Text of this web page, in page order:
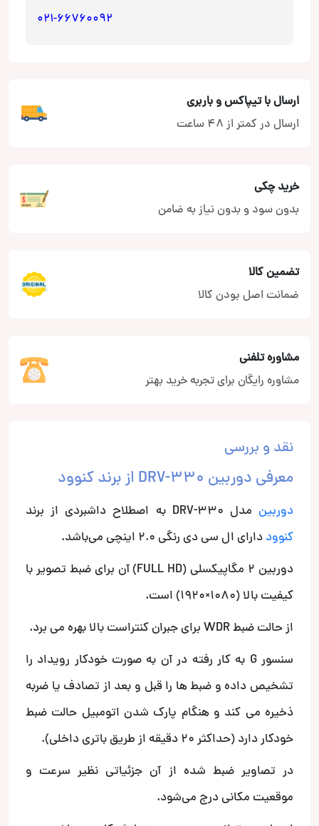
021-66760092
ارسال با تیپاکس و باربری
ارسال در کمتر از 48 ساعت
خرید چکی
بدون سود و بدون نیاز به ضامن
تضمین کالا
ضمانت اصل بودن کالا
مشاوره تلفنی
مشاوره رایگان برای تجربه خرید بهتر
نقد و بررسی
معرفی دوربین DRV-330 از برند کنوود
دوربینمدل DRV-330 به اصطلاح داشبردی از برند
کنووددارای ال سی دی رنگی 2.0 اینچی می‌باشد.
دوربین 2 مگاپیکسلی (FULL HD) آن برای ضبط تصویر با
کیفیت بالا (1080×1920) است.
از حالت ضبط WDR برای جبران کنتراست بالا بهره می برد.
سنسور G به کار رفته در آن به صورت خودکار رویداد را
تشخیص داده و ضبط ها را قبل و بعد از تصادف یا ضربه
ذخیره می کند و هنگام پارک شدن اتومبیل حالت ضبط
خودکار دارد (حداکثر 20 دقیقه از طریق باتری داخلی).
در تصاویر ضبط شده از آن جزئیاتی نظیر سرعت و
موقعیت مکانی درج می‌شود.